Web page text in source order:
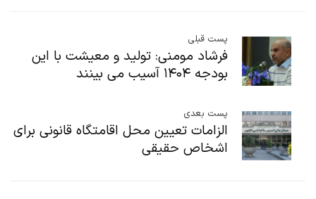
پست قبلی
فرشاد مومنی: تولید و معیشت با این
بودجه ۱۴۰۴ آسیب می بینند
پست بعدی
الزامات تعیین محل اقامتگاه قانونی برای
اشخاص حقیقی